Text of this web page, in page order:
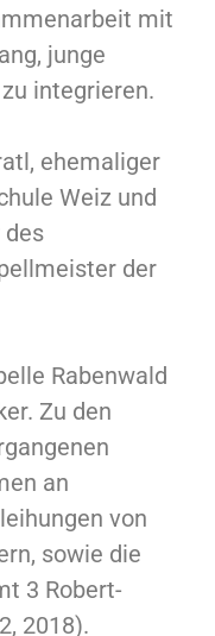
mit
junge
integrieren.
ehemaliger
Weiz und
des
der
Rabenwald
Zu den
an
von
sowie die
3 Robert-
2018).